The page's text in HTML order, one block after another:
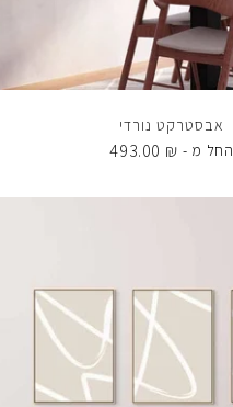
אבסטרקט נורדי
החל מ -
493.00 ₪